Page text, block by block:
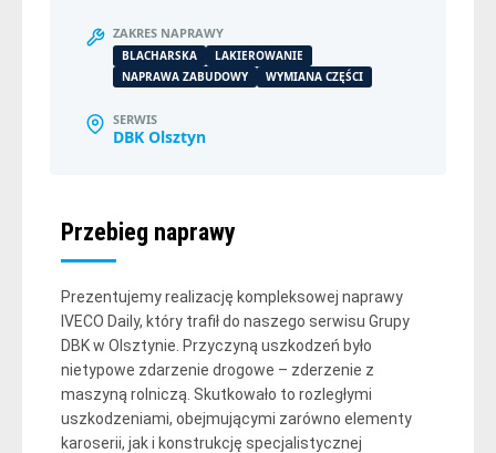
ZAKRES NAPRAWY
BLACHARSKA
LAKIEROWANIE
NAPRAWA ZABUDOWY
WYMIANA CZĘŚCI
SERWIS
DBK Olsztyn
Przebieg naprawy
Prezentujemy realizację kompleksowej naprawy
IVECO Daily, który trafił do naszego serwisu Grupy
DBK w Olsztynie. Przyczyną uszkodzeń było
nietypowe zdarzenie drogowe – zderzenie z
maszyną rolniczą. Skutkowało to rozległymi
uszkodzeniami, obejmującymi zarówno elementy
karoserii, jak i konstrukcję specjalistycznej